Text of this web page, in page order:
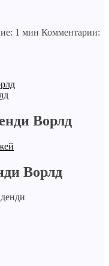
1 мин Комментарии:
Ворлд
Ворлд